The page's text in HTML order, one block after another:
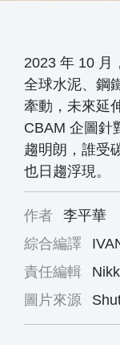
2023 年 10 月
全球水泥、鋼
牽動，未來延
CBAM 企圖針
趨明朗，誰受
也日趨浮現。
作者
李平華
綜合編譯
責任編輯
圖片來源